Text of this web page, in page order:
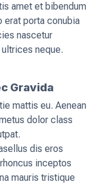
amet et bibendum
erat porta conubia
nascetur
neque.
Gravida
mattis eu. Aenean
dolor class
dis eros
inceptos
mauris tristique